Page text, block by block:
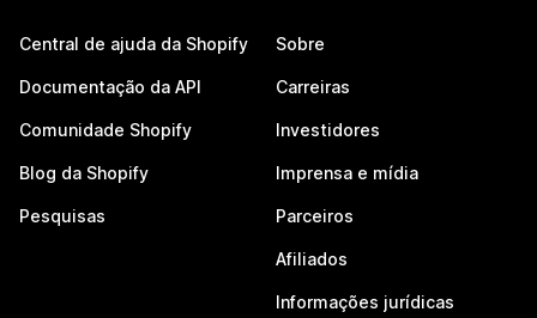
Central de ajuda da Shopify
Documentação da API
Comunidade Shopify
Blog da Shopify
Pesquisas
Sobre
Carreiras
Investidores
Imprensa e mídia
Parceiros
Afiliados
Informações jurídicas